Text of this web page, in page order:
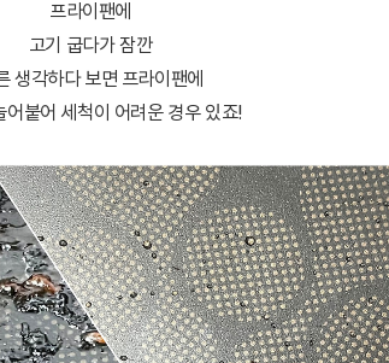
프라이팬에
고기 굽다가 잠깐
생각하다 보면 프라이팬에
어붙어 세척이 어려운 경우 있죠!